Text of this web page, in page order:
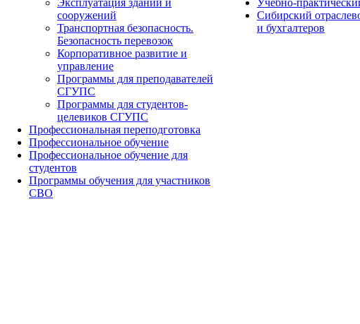
Эксплуатация зданий и
сооружений
Транспортная безопасность.
Безопасность перевозок
Корпоративное развитие и
управление
Программы для преподавателей
СГУПС
Программы для студентов-
целевиков СГУПС
Профессиональная переподготовка
Профессиональное обучение
Профессиональное обучение для
студентов
Программы обучения для участников
СВО
Учебно-
Сибирский
и бухгалтеров